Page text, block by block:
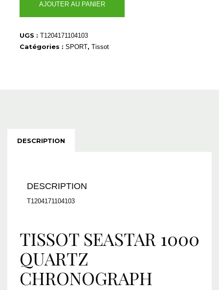
T1204171104103
AJOUTER AU PANIER
UGS : T1204171104103
Catégories : SPORT, Tissot
DESCRIPTION
DESCRIPTION
T1204171104103
TISSOT SEASTAR 1000
QUARTZ
CHRONOGRAPH